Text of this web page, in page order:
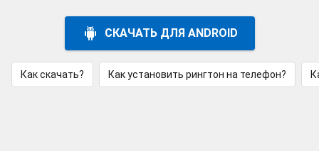
СКАЧАТЬ ДЛЯ ANDROID
Как скачать? Как установить рингтон на телефон?